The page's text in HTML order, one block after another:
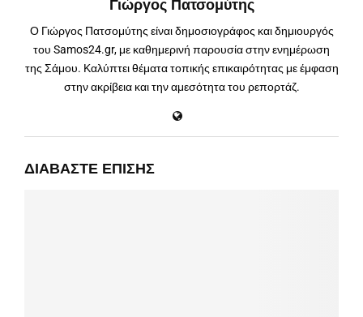
Γιώργος Πατσομύτης
Ο Γιώργος Πατσομύτης είναι δημοσιογράφος και δημιουργός
του Samos24.gr, με καθημερινή παρουσία στην ενημέρωση
της Σάμου. Καλύπτει θέματα τοπικής επικαιρότητας με έμφαση
στην ακρίβεια και την αμεσότητα του ρεπορτάζ.
ΔΙΑΒΆΣΤΕ ΕΠΊΣΗΣ